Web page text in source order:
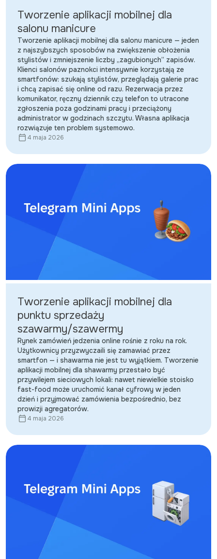
Tworzenie aplikacji mobilnej dla
salonu manicure
Tworzenie aplikacji mobilnej dla salonu manicure — jeden
z najszybszych sposobów na zwiększenie obłożenia
stylistów i zmniejszenie liczby „zagubionych” zapisów.
Klienci salonów paznokci intensywnie korzystają ze
smartfonów: szukają stylistów, przeglądają galerie prac
i chcą zapisać się online od razu. Rezerwacja przez
komunikator, ręczny dziennik czy telefon to utracone
zgłoszenia poza godzinami pracy i przeciążony
administrator w godzinach szczytu. Własna aplikacja
rozwiązuje ten problem systemowo.
4 maja 2026
Tworzenie aplikacji mobilnej dla
punktu sprzedaży
szawarmy/szawermy
Rynek zamówień jedzenia online rośnie z roku na rok.
Użytkownicy przyzwyczaili się zamawiać przez
smartfon — i shawarma nie jest tu wyjątkiem. Tworzenie
aplikacji mobilnej dla shawarmy przestało być
przywilejem sieciowych lokali: nawet niewielkie stoisko
fast-food może uruchomić kanał cyfrowy w jeden
dzień i przyjmować zamówienia bezpośrednio, bez
prowizji agregatorów.
4 maja 2026